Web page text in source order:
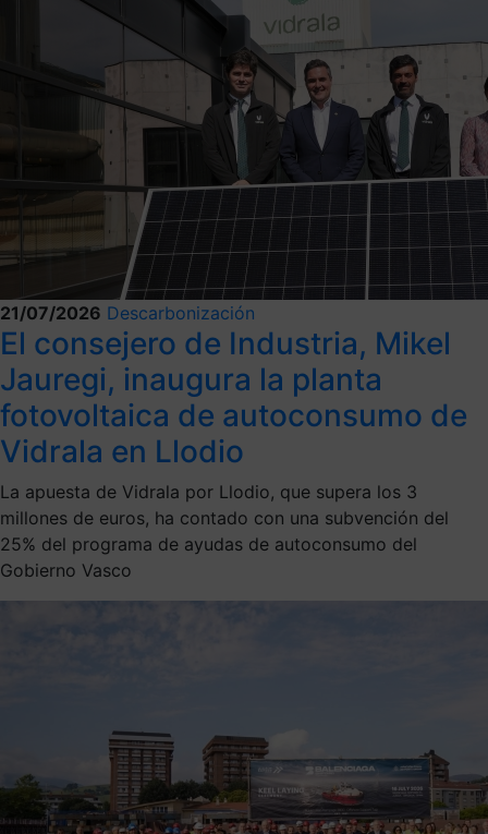
21/07/2026 Descarbonización
El consejero de Industria, Mikel
Jauregi, inaugura la planta
fotovoltaica de autoconsumo de
Vidrala en Llodio
La apuesta de Vidrala por Llodio, que supera los 3
millones de euros, ha contado con una subvención del
25% del programa de ayudas de autoconsumo del
Gobierno Vasco